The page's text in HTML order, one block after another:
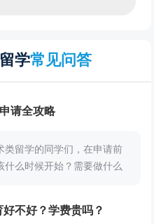
学常见问答
请全攻略
类留学的同学们，在申请前
什么时候开始？需要做什么
不好？学费贵吗？